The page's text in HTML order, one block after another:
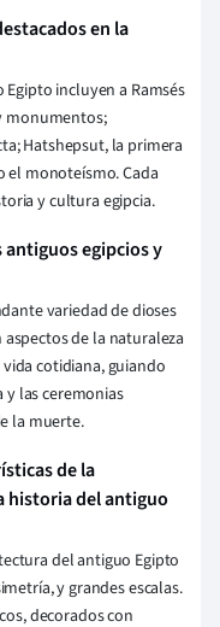
en la
incluyen a Ramsés
monumentos;
Hatshepsut, la primera
el monoteísmo. Cada
y cultura egipcia.
antiguos egipcios y
variedad de dioses
aspectos de la naturaleza
cotidiana, guiando
y las ceremonias
la muerte.
de la
historia del antiguo
del antiguo Egipto
y grandes escalas.
decorados con